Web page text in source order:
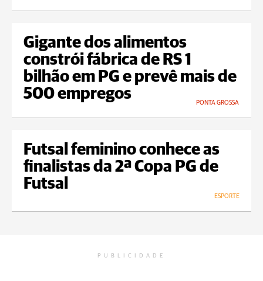
Gigante dos alimentos
constrói fábrica de RS 1
bilhão em PG e prevê mais de
500 empregos
PONTA GROSSA
Futsal feminino conhece as
finalistas da 2ª Copa PG de
Futsal
ESPORTE
PUBLICIDADE